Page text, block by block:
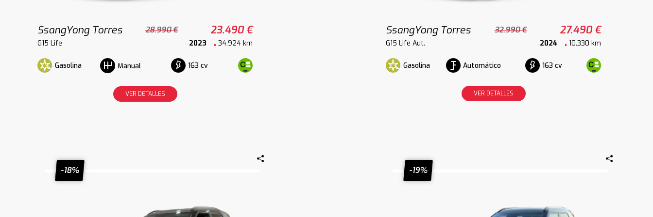
SsangYong Torres 28.990 € 23.490 €
G15 Life 2023 34.924 km
Gasolina Manual 163 cv
VER DETALLES
SsangYong Torres 32.990 € 27.490 €
G15 Life Aut. 2024 10.330 km
Gasolina Automático 163 cv
VER DETALLES
-18% -19%